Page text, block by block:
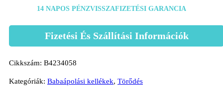
14 NAPOS PÉNZVISSZAFIZETÉSI GARANCIA
Fizetési És Szállítási Információk
Cikkszám: B4234058
Kategóriák: Babaápolási kellékek, Törődés